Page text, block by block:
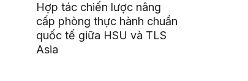
Hợp tác chiến lược nâng
cấp phòng thực hành chuẩn
quốc tế giữa HSU và TLS
Asia